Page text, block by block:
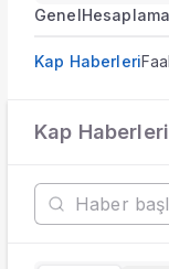
LYDHO hissesi
KAP Haberleri,
Şirket Detay— İlgili
Şirket Rapor
Aracı Kurum
Genel
Kap Haberleri
LYDHO
Kap Haberleri